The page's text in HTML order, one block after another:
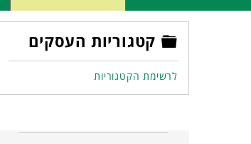
קטגוריות העסקים
לרשימת הקטגוריות